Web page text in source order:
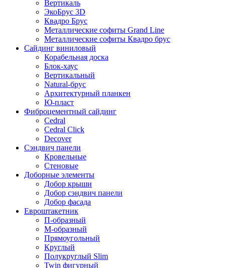
Вертикаль
ЭкоБрус 3D
Квадро Брус
Металлические софиты Grand Line
Металлические софиты Квадро брус
Сайдинг виниловый
Корабельная доска
Блок-хаус
Вертикальный
Natural-брус
Архитектурный планкен
Ю-пласт
Фиброцементный сайдинг
Cedral
Cedral Click
Decover
Сэндвич панели
Кровельные
Стеновые
Доборные элементы
Добор крыши
Добор сэндвич панели
Добор фасада
Евроштакетник
П-образный
М-образный
Прямоугольный
Круглый
Полукруглый Slim
Twin фигурный